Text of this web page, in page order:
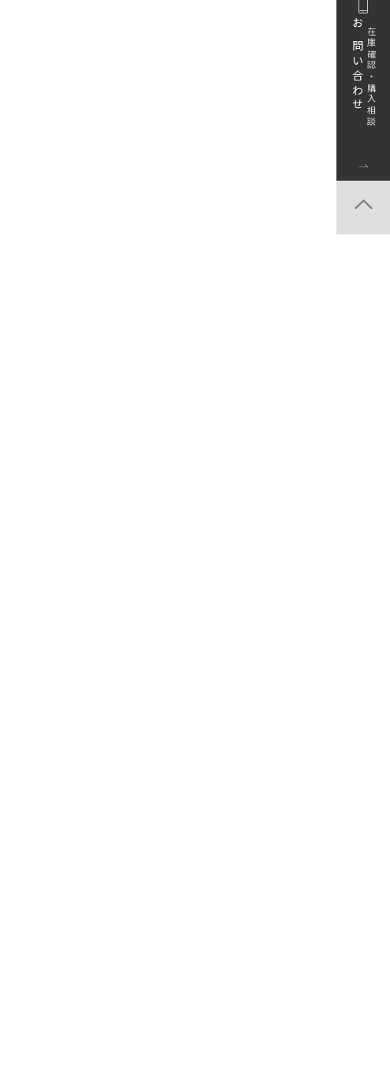
お問い合わせ在庫確認・購入相談